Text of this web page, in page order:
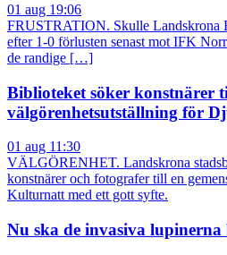
01 aug 19:06
FRUSTRATION. Skulle Landskrona
efter 1-0 förlusten senast mot IFK
de randige […]
Biblioteket söker konstnärer
välgörenhetsutställning för
01 aug 11:30
VÄLGÖRENHET. Landskrona
konstnärer och fotografer till en
Kulturnatt med ett gott syfte.
Nu ska de invasiva